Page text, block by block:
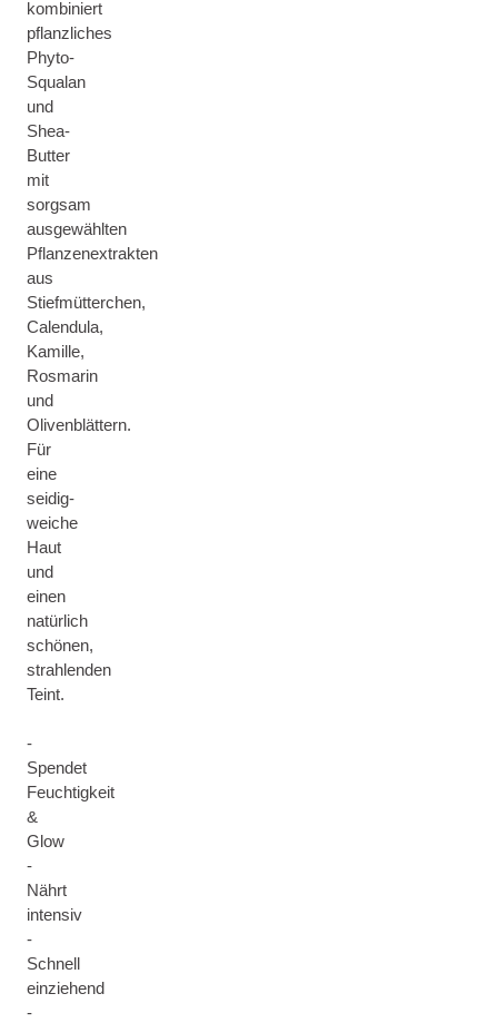
kombiniert
pflanzliches
Phyto-
Squalan
und
Shea-
Butter
mit
sorgsam
ausgewählten
Pflanzenextrakten
aus
Stiefmütterchen,
Calendula,
Kamille,
Rosmarin
und
Olivenblättern.
Für
eine
seidig-
weiche
Haut
und
einen
natürlich
schönen,
strahlenden
Teint.
-
Spendet
Feuchtigkeit
&
Glow
-
Nährt
intensiv
-
Schnell
einziehend
-